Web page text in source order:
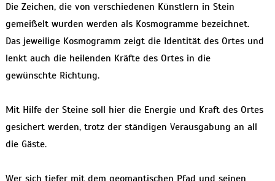
Die Zeichen, die von verschiedenen Künstlern in Stein
gemeißelt wurden werden als Kosmogramme bezeichnet.
Das jeweilige Kosmogramm zeigt die Identität des Ortes und
lenkt auch die heilenden Kräfte des Ortes in die
gewünschte Richtung.
Mit Hilfe der Steine soll hier die Energie und Kraft des Ortes
gesichert werden, trotz der ständigen Verausgabung an all
die Gäste.